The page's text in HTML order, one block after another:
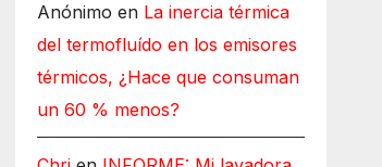
Anónimo en La inercia térmica
del termofluído en los emisores
térmicos, ¿Hace que consuman
un 60 % menos?